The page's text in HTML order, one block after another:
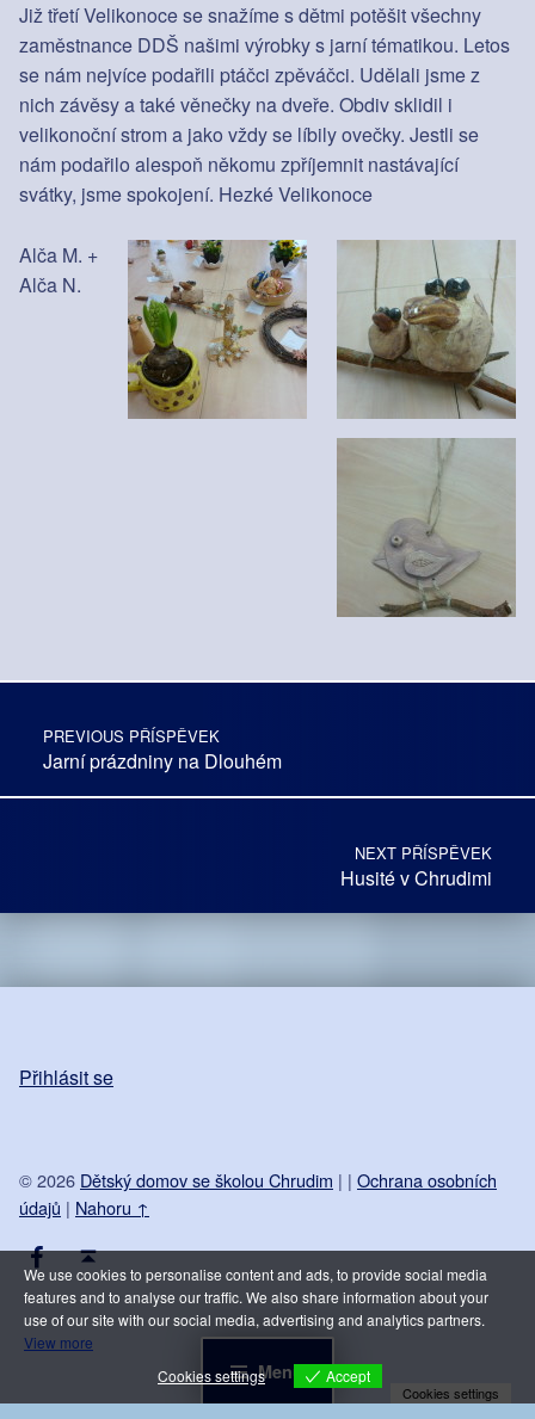
Menu
Již třetí Velikonoce se snažíme s dětmi potěšit všechny
zaměstnance DDŠ našimi výrobky s jarní tématikou. Letos
se nám nejvíce podařili ptáčci zpěváčci. Udělali jsme z
nich závěsy a také věnečky na dveře. Obdiv sklidil i
velikonoční strom a jako vždy se líbily ovečky. Jestli se
nám podařilo alespoň někomu zpříjemnit nastávající
svátky, jsme spokojení. Hezké Velikonoce
Alča M. +
Alča N.
Post navigation
PREVIOUS PŘÍSPĚVEK
Jarní prázdniny na Dlouhém
NEXT PŘÍSPĚVEK
Husité v Chrudimi
Přihlásit se
© 2026 Dětský domov se školou Chrudim | | Ochrana osobních
údajů | Nahoru ↑
Facebook DDŠ Chrudim
We use cookies to personalise content and ads, to provide social media
features and to analyse our traffic. We also share information about your
use of our site with our social media, advertising and analytics partners.
View more
Cookies settings
Accept
Cookies settings